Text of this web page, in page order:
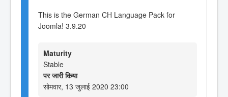
This is the German CH Language Pack for
Joomla! 3.9.20
Maturity
Stable
पर जारी किया
सोमवार, 13 जुलाई 2020 23:00